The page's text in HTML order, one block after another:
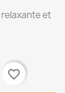
et
favorite_border